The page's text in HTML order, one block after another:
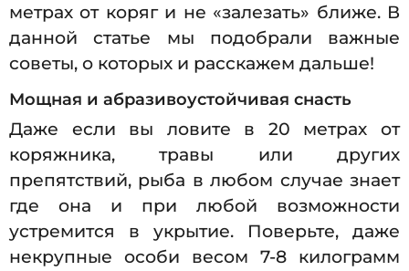
метрах от коряг и не «залезать» ближе. В
данной статье мы подобрали важные
советы, о которых и расскажем дальше!
Мощная и абразивоустойчивая снасть
Даже если вы ловите в 20 метрах от
коряжника, травы или других
препятствий, рыба в любом случае знает
где она и при любой возможности
устремится в укрытие. Поверьте, даже
некрупные особи весом 7-8 килограмм